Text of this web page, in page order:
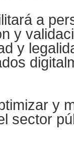
a
y
y
y
sector